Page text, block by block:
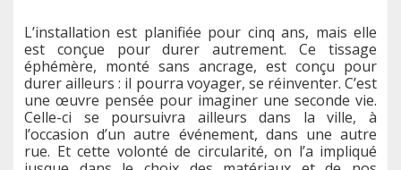
L’installation est planifiée pour cinq ans, mais elle
est conçue pour durer autrement. Ce tissage
éphémère, monté sans ancrage, est conçu pour
durer ailleurs : il pourra voyager, se réinventer. C’est
une œuvre pensée pour imaginer une seconde vie.
Celle-ci se poursuivra ailleurs dans la ville, à
l’occasion d’un autre événement, dans une autre
rue. Et cette volonté de circularité, on l’a impliqué